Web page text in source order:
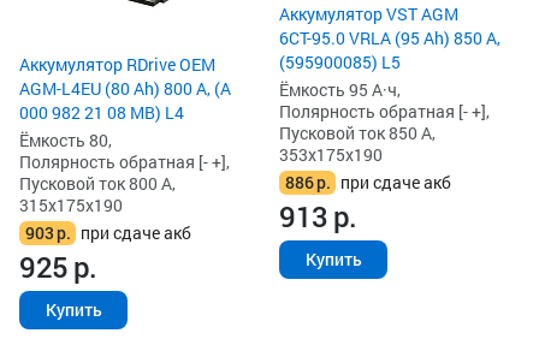
Аккумулятор RDrive OEM
AGM-L4EU (80 Ah) 800 А, (A
000 982 21 08 MB) L4
Ёмкость 80,
Полярность обратная [- +],
Пусковой ток 800 А,
315x175x190
903р. при сдаче акб
925р.
Купить
Аккумулятор VST AGM
6СТ-95.0 VRLA (95 Ah) 850 А,
(595900085) L5
Ёмкость 95 А·ч,
Полярность обратная [- +],
Пусковой ток 850 А,
353x175x190
886р. при сдаче акб
913р.
Купить